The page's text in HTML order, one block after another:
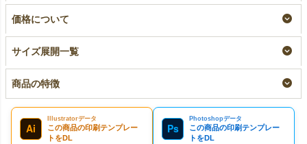
価格について
サイズ展開一覧
商品の特徴
Ai
Illustratorデータ
この商品の印刷テンプレー
トをDL
Ps
Photoshopデータ
この商品の印刷テンプレー
トをDL